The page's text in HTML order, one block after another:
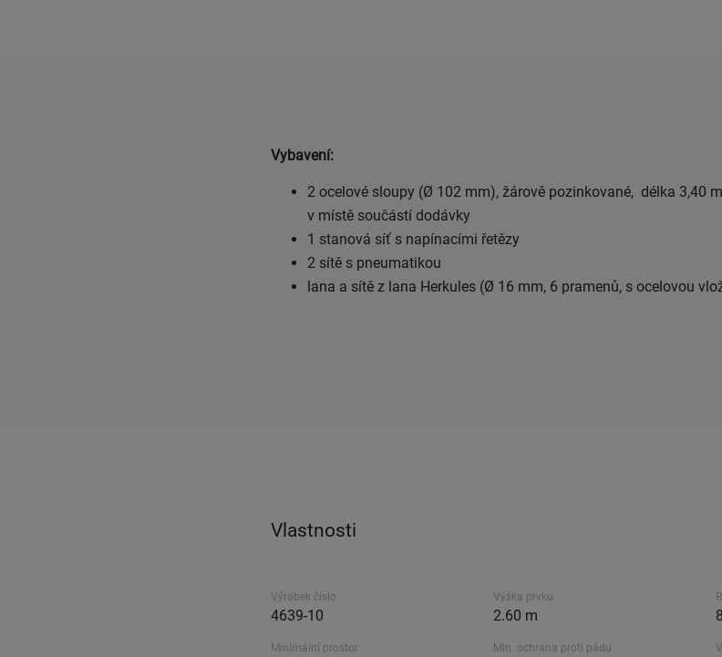
Vybavení:
2 ocelové sloupy (Ø 102 mm), žárově pozinkované, délka 3,40
v místě součástí dodávky
1 stanová síť s napínacími řetězy
2 sítě s pneumatikou
lana a sítě z lana Herkules (Ø 16 mm, 6 pramenů, s ocelovou
Vlastnosti
Výrobek číslo
4639-10
Výška prvku
2.60 m
Minimální prostor Min. ochrana proti pádu